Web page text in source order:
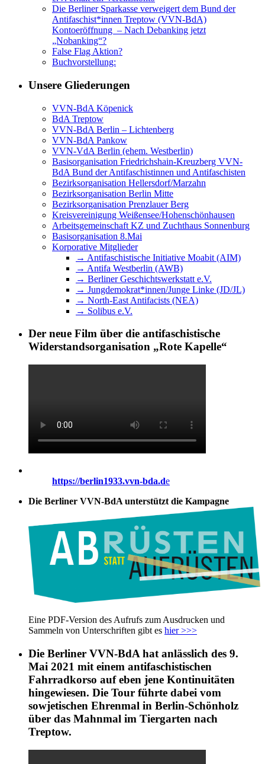
Die Berliner Sparkasse verweigert dem Bund der
Antifaschist*innen Treptow (VVN-BdA)
Kontoeröffnung – Nach Debanking jetzt
„Nobanking“?
False Flag Aktion?
Buchvorstellung:
Unsere Gliederungen
VVN-BdA Köpenick
BdA Treptow
VVN-BdA Berlin – Lichtenberg
VVN-BdA Pankow
VVN-VdA Berlin (ehem. Westberlin)
Basisorganisation Friedrichshain-Kreuzberg VVN-
BdA Bund der Antifaschistinnen und Antifaschisten
Bezirksorganisation Hellersdorf/Marzahn
Bezirksorganisation Berlin Mitte
Bezirksorganisation Prenzlauer Berg
Kreisvereinigung Weißensee/Hohenschönhausen
Arbeitsgemeinschaft KZ und Zuchthaus Sonnenburg
Basisorganisation 8.Mai
Korporative Mitglieder
→ Antifaschistische Initiative Moabit (AIM)
→ Antifa Westberlin (AWB)
→ Berliner Geschichtswerkstatt e.V.
→ Jungdemokrat*innen/Junge Linke (JD/JL)
→ North-East Antifacists (NEA)
→ Solibus e.V.
Der neue Film über die antifaschistische
Widerstandsorganisation „Rote Kapelle“
https://berlin1933.vvn-bda.de
Die Berliner VVN-BdA unterstützt die Kampagne
Eine PDF-Version des Aufrufs zum Ausdrucken und
Sammeln von Unterschriften gibt es hier >>>
Die Berliner VVN-BdA hat anlässlich des 9.
Mai 2021 mit einem antifaschistischen
Fahrradkorso auf eben jene Kontinuitäten
hingewiesen. Die Tour führte dabei vom
sowjetischen Ehrenmal in Berlin-Schönholz
über das Mahnmal im Tiergarten nach
Treptow.